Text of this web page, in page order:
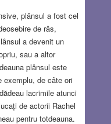
plânsul a fost cel
de râs,
a devenit un
sau a altor
plânsul este
exemplu, de câte ori
lacrimile atunci
de actorii Rachel
pentru totdeauna.